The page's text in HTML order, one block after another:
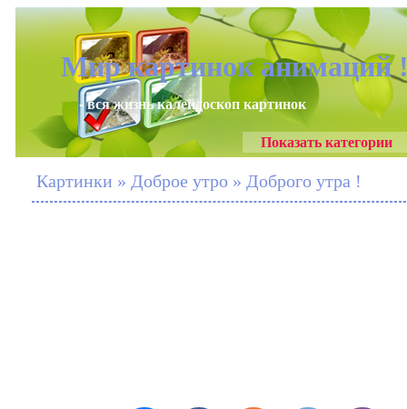
Мир картинок анимаций
- вся жизнь калейдоскоп картинок
Показать категории
Картинки » Доброе утро » Доброго утра !